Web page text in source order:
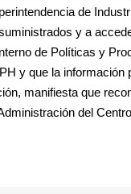
de
y a
de Políticas y
y que la
manifiesta que
del